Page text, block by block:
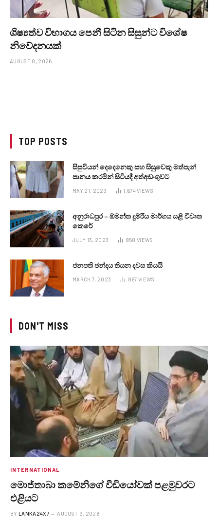
ශිෂ්‍යත්ව විභාගය පෙනී සිටින සිසුන්ට විශේෂ
නිවේදනයක්
AUGUST 8, 2026
TOP POSTS
සිසුවියන් දෙදෙනෙකු සහ සිසුවෙකු මත්පැන්
පානය කරමින් සිටියදී අත්අඩංගුවට
MAY 21, 2023 1,674VIEWS
අනුරාධපුර – ඕමන්ත දුම්රිය මාර්ගය යළි විවෘත
කෙරේ
JULY 13, 2023 950 VIEWS
ජනපති ඡන්දය තියන දවස කියයි
MARCH 7, 2023 867 VIEWS
DON'T MISS
INTERNATIONAL
මොජ්තාබා කමේනිගේ වීඩියෝවක් පළමුවරට
එළියට
BY LANKA24X7 AUGUST 9, 2026